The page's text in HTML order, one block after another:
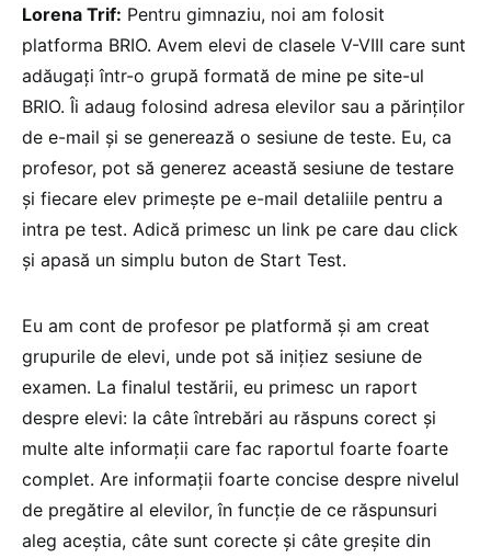
Lorena Trif: Pentru gimnaziu, noi am folosit
platforma BRIO. Avem elevi de clasele V-VIII care sunt
adăugați într-o grupă formată de mine pe site-ul
BRIO. Îi adaug folosind adresa elevilor sau a părinților
de e-mail și se generează o sesiune de teste. Eu, ca
profesor, pot să generez această sesiune de testare
și fiecare elev primește pe e-mail detaliile pentru a
intra pe test. Adică primesc un link pe care dau click
și apasă un simplu buton de Start Test.
Eu am cont de profesor pe platformă și am creat
grupurile de elevi, unde pot să inițiez sesiune de
examen. La finalul testării, eu primesc un raport
despre elevi: la câte întrebări au răspuns corect și
multe alte informații care fac raportul foarte foarte
complet. Are informații foarte concise despre nivelul
de pregătire al elevilor, în funcție de ce răspunsuri
aleg aceștia, câte sunt corecte și câte greșite din